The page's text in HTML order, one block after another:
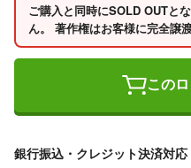
ご購入と同時にSOLD OUTと
ん。 著作権はお客様に完全譲
この
銀行振込・クレジット決済対応